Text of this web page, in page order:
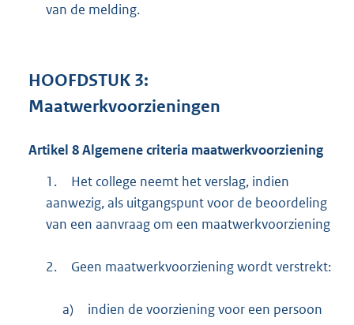
van de melding.
HOOFDSTUK 3:
Maatwerkvoorzieningen
Artikel 8Algemene criteria maatwerkvoorziening
1.
Het college neemt het verslag, indien
aanwezig, als uitgangspunt voor de beoordeling
van een aanvraag om een maatwerkvoorziening
2. Geen maatwerkvoorziening wordt verstrekt:
a)
indien de voorziening voor een persoon